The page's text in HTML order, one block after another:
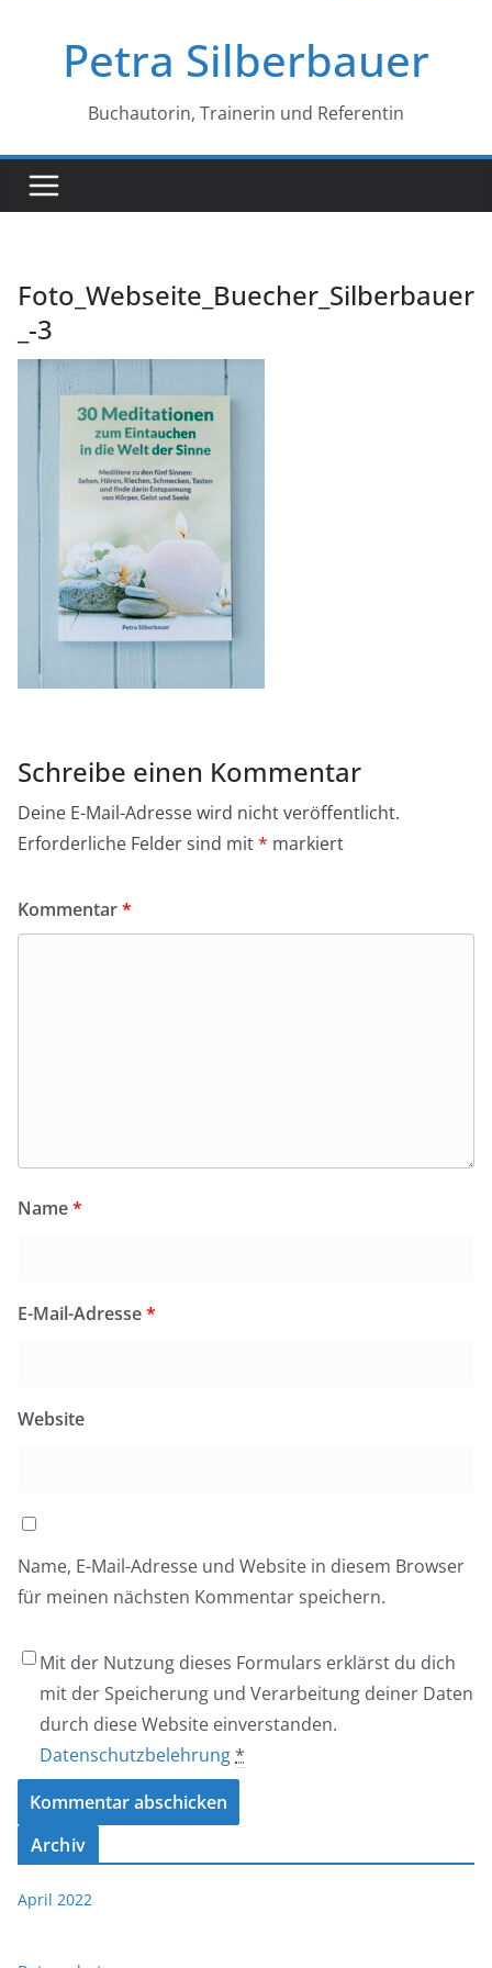
Petra Silberbauer
Buchautorin, Trainerin und Referentin
Foto_Webseite_Buecher_Silberbauer
_-3
Schreibe einen Kommentar
Deine E-Mail-Adresse wird nicht veröffentlicht.
Erforderliche Felder sind mit* markiert
Kommentar*
Name*
E-Mail-Adresse*
Website
Name, E-Mail-Adresse und Website in diesem Browser
für meinen nächsten Kommentar speichern.
Mit der Nutzung dieses Formulars erklärst du dich
mit der Speicherung und Verarbeitung deiner Daten
durch diese Website einverstanden.
Datenschutzbelehrung *
Archiv
April 2022